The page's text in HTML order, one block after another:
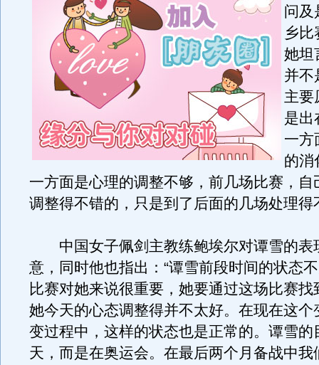
问及
乡
她坦
并不
主要
是出
一方
的消
一方面是心理的调整不够，前几场比赛，自
调整得不错的，只是到了后面的几场处理得
中国女子佩剑主教练鲍埃尔对谭雪的表
意，同时他也指出：“谭雪前段时间的状态
比赛对她来说很重要，她要通过这场比赛找
她今天的心态调整得并不太好。在现在这个
变过程中，这样的状态也是正常的。谭雪的
天，而是在奥运会。在最后两个月备战中我